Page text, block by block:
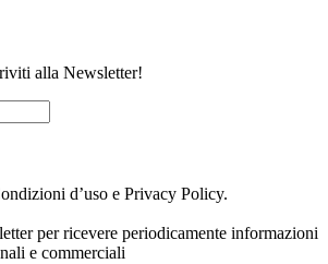
alla Newsletter!
d’uso e Privacy Policy.
per ricevere periodicamente informazioni
e commerciali